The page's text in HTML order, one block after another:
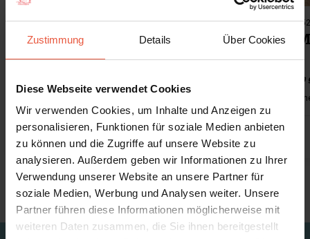
Zustimmung Details Über Cookies
Diese Webseite verwendet Cookies
Wir verwenden Cookies, um Inhalte und Anzeigen zu
personalisieren, Funktionen für soziale Medien anbieten
zu können und die Zugriffe auf unsere Website zu
analysieren. Außerdem geben wir Informationen zu Ihrer
Verwendung unserer Website an unsere Partner für
soziale Medien, Werbung und Analysen weiter. Unsere
Partner führen diese Informationen möglicherweise mit
weiteren Daten zusammen, die Sie ihnen bereitgestellt
Ferienhaus 249 • Blåvand
Peter Malersvej 2
Max 1
4,6 (14) ab 573,00 EUR
Ferienhaus
Peter
Ferienhaus
Max 6